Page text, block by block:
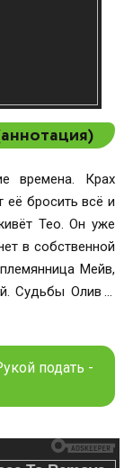
времена. Крах
её бросить всё и
Тео. Он уже
в собственной
Мейв,
Судьбы Олив и
попадает в
подать -